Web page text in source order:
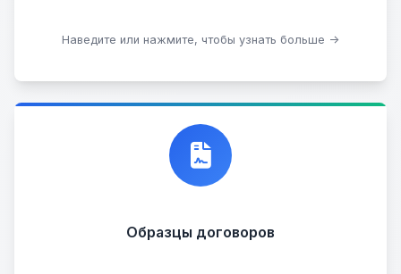
Наведите или нажмите, чтобы узнать больше →
Стать партнером
Образцы договоров
Договор купли-продажи